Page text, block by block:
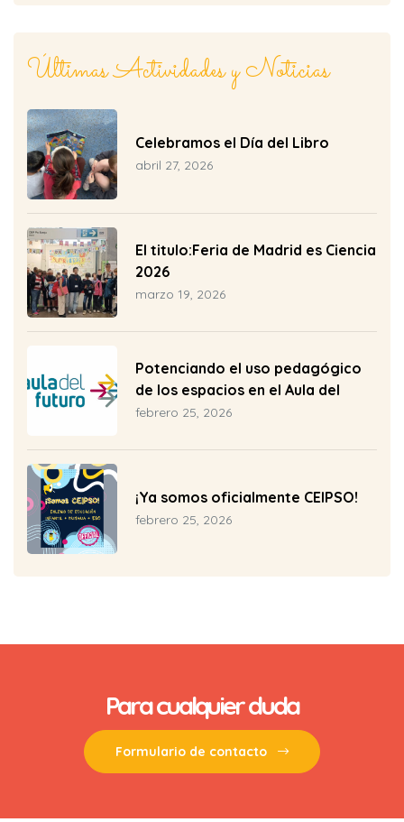
Últimas Actividades y Noticias
Celebramos el Día del Libro
abril 27, 2026
El titulo:Feria de Madrid es Ciencia
2026
marzo 19, 2026
Potenciando el uso pedagógico
de los espacios en el Aula del
Futuro del CEIP Pío Baroja
febrero 25, 2026
¡Ya somos oficialmente CEIPSO!
febrero 25, 2026
Para cualquier duda
Formulario de contacto